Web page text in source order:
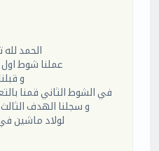
الحمد
عملنا شوط اول
و
في الشوط الثاني قمنا
و سجلنا الهدف الثالث
لولاد ماشين